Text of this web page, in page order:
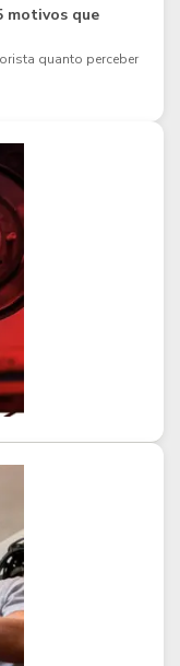
motivos que
quanto perceber